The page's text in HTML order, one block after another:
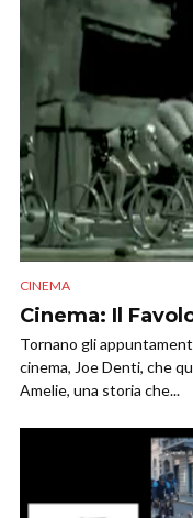
CINEMA
Cinema: Il
Tornano gli
cinema, Joe Denti, che
Amelie, una storia che...